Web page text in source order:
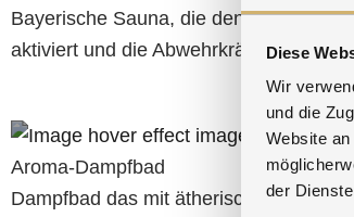
Diese
Wir
und die
Website
der
Bayerische Sauna, die den
aktiviert und die Abwehrkräfte stärkt.
Aroma-Dampfbad
Dampfbad das mit ätherischen Ölen